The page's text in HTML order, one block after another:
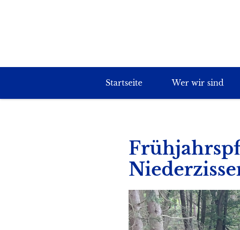
Startseite Wer wir sind